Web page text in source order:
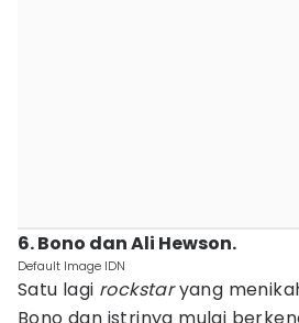
6. Bono dan Ali Hewson.
Default Image IDN
Satu lagi rockstaryang